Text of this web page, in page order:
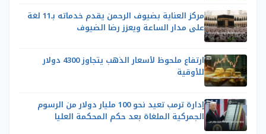
مركز العناية بضيوف الرحمن يقدم خدماته بـ11 لغة
على مدار الساعة ويعزز رضا الضيوف
ارتفاع ملحوظ لأسعار الذهب يتجاوز 4300 دولار
للأوقية
إدارة ترمب تعيد نحو 100 مليار دولار من الرسوم
الجمركية الملغاة بعد حكم المحكمة العليا